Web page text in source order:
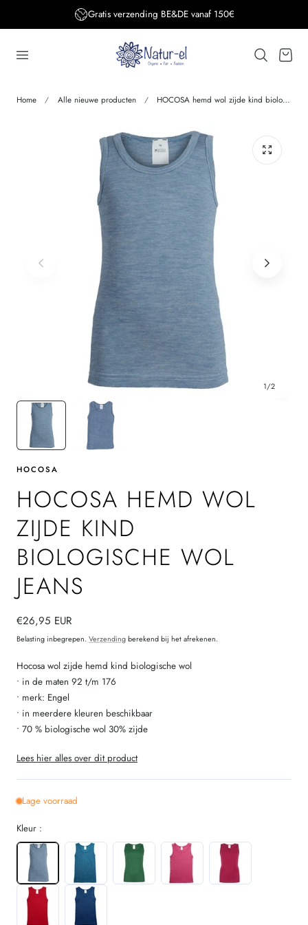
Gratis verzending BE&DE vanaf 150€
Home Alle nieuwe producten HOCOSA hemd wol zijde kind biologische wol JEANS
1/2
HOCOSA
HOCOSA HEMD WOL
ZIJDE KIND
BIOLOGISCHE WOL
JEANS
Normale
prijs
€26,95 EUR
Belasting inbegrepen. Verzendingberekend bij het afrekenen.
Hocosa wol zijde hemd kind biologische wol
• in de maten 92 t/m 176
• merk: Engel
• in meerdere kleuren beschikbaar
• 70 % biologische wol 30% zijde
Lees hier alles over dit product
Lage voorraad
Kleur :